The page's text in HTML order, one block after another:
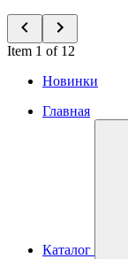
Item 1 of 12
Новинки
Главная
Каталог